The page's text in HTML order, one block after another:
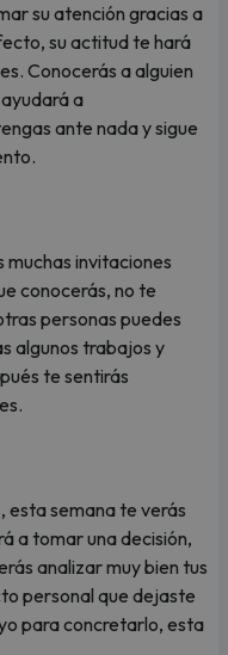
su atención gracias a
su actitud te hará
Conocerás a alguien
a
ante nada y sigue
muchas invitaciones
conocerás, no te
personas puedes
algunos trabajos y
te sentirás
esta semana te verás
a tomar una decisión,
analizar muy bien tus
personal que dejaste
para concretarlo, esta